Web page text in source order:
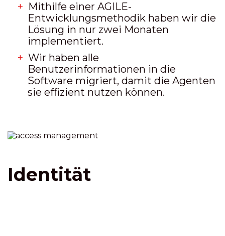
Mithilfe einer AGILE-
Entwicklungsmethodik haben wir die
Lösung in nur zwei Monaten
implementiert.
Wir haben alle
Benutzerinformationen in die
Software migriert, damit die Agenten
sie effizient nutzen können.
Identität